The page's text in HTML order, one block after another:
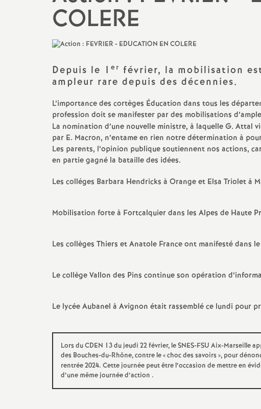
Actualités des départements
Rhône (13)
Section du Vaucluse (84)
Provence (04)
Section des Hautes-Alpes (05)
Salaire et indemnités
COLERE
Depuis le 1 er février, la mobilisation
ampleur rare depuis des décennies.
L’importance des cortèges Éducation dans tous les
profession doit se manifester par des mobilisations
La nomination d’une nouvelle ministre, à laquelle G. Attal
par E. Macron, n’entame en rien notre détermination à
Les parents, l’opinion publique soutiennent nos actions,
en partie gagné la bataille des idées.
Les colléges Barbara Hendricks à Orange et Elsa Triolet à
Mobilisation forte à Fortcalquier dans les Alpes de Haute
Les collèges Thiers et Anatole France ont manifesté dans
Le collège Vallon des Pins continue son opération
Le lycée Aubanel à Avignon était rassemblé ce lundi pour
Lors du CDEN 13 du jeudi 22 février, le SNES-FSU Aix-Marseille
des Bouches-du-Rhône, contre le «choc des savoirs», pour
rentrée 2024. Cette journée peut être l’occasion de mettre en
d’une même journée d’action .